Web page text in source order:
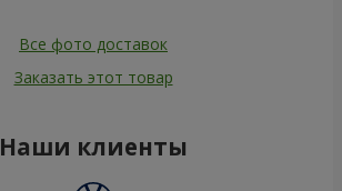
Все фото доставок
Заказать этот товар
Наши клиенты